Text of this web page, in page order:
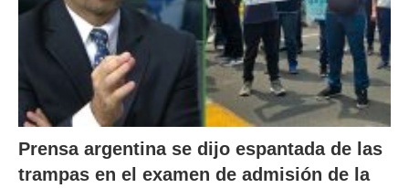
Prensa argentina se dijo espantada de las
trampas en el examen de admisión de la